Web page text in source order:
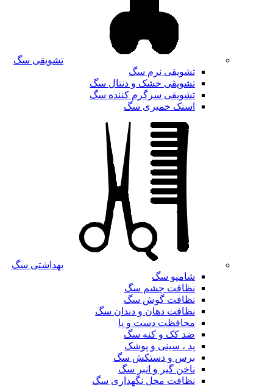
تشویقی سگ
تشویقی نرم سگ
تشویقی خشک و دنتال سگ
تشویقی سرگرم کننده سگ
اسنک خمیری سگ
بهداشتی سگ
شامپو سگ
نظافت چشم سگ
نظافت گوش سگ
نظافت دهان و دندان سگ
محافظت دست و پا
ضد کک و کنه سگ
پد ، سینی و پوشک
برس و دستکش سگ
ناخن گیر و انبر سگ
نظافت محل نگهداری سگ